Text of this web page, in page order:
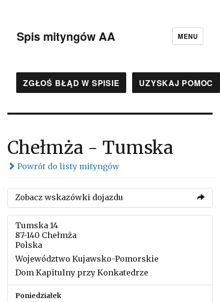
Spis mityngów AA MENU
ZGŁOŚ BŁĄD W SPISIE UZYSKAJ POMOC
Chełmża - Tumska
Powrót do listy mityngów
Zobacz wskazówki dojazdu
Tumska 14
87-140 Chełmża
Polska
Województwo Kujawsko-Pomorskie
Dom Kapitulny przy Konkatedrze
Poniedziałek